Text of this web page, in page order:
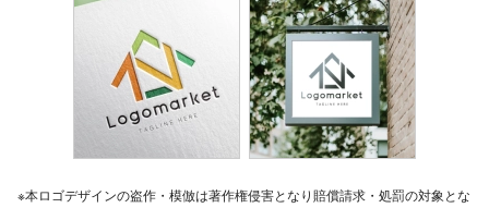
※本ロゴデザインの盗作・模倣は著作権侵害となり賠償請求・処罰の対象とな